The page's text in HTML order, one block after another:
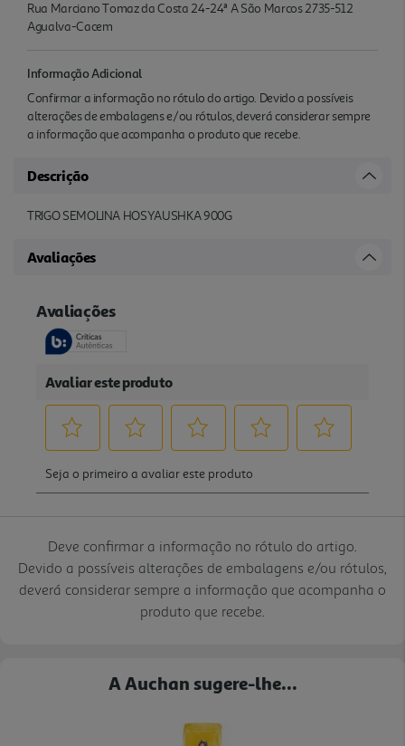
Rua Marciano Tomaz da Costa 24-24ª A São Marcos 2735-512
Agualva-Cacem
Informação Adicional
Confirmar a informação no rótulo do artigo. Devido a possíveis
alterações de embalagens e/ou rótulos, deverá considerar sempre
a informação que acompanha o produto que recebe.
Descrição
TRIGO SEMOLINA HOSYAUSHKA 900G
Avaliações
Deve confirmar a informação no rótulo do artigo.
Devido a possíveis alterações de embalagens e/ou rótulos,
deverá considerar sempre a informação que acompanha o
produto que recebe.
A Auchan sugere-lhe...